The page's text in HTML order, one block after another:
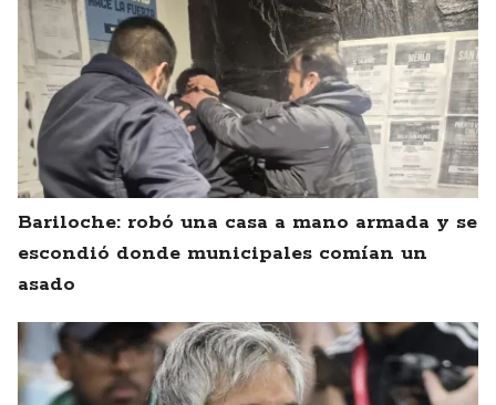
Bariloche: robó una casa a mano armada y se
escondió donde municipales comían un
asado